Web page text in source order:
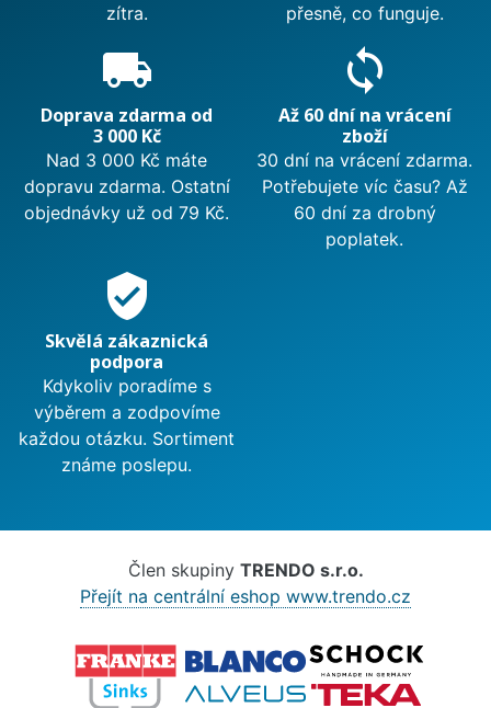
zítra.
přesně, co funguje.
local_shipping
Doprava zdarma od
3 000 Kč
Nad 3 000 Kč máte
dopravu zdarma. Ostatní
objednávky už od 79 Kč.
sync
Až 60 dní na vrácení
zboží
30 dní na vrácení zdarma.
Potřebujete víc času? Až
60 dní za drobný
poplatek.
verified_user
Skvělá zákaznická
podpora
Kdykoliv poradíme s
výběrem a zodpovíme
každou otázku. Sortiment
známe poslepu.
Člen skupiny TRENDO s.r.o.
Přejít na centrální eshop www.trendo.cz